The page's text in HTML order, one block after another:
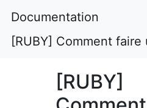
Documentation
[RUBY] Comment
[RUBY]